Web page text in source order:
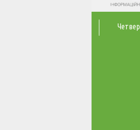
Четвер